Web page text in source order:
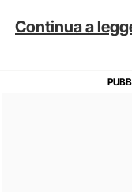
Continua a